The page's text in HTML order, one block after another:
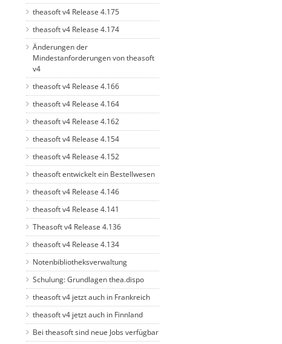
theasoft v4 Release 4.175
theasoft v4 Release 4.174
Änderungen der
Mindestanforderungen von theasoft
v4
theasoft v4 Release 4.166
theasoft v4 Release 4.164
theasoft v4 Release 4.162
theasoft v4 Release 4.154
theasoft v4 Release 4.152
theasoft entwickelt ein Bestellwesen
theasoft v4 Release 4.146
theasoft v4 Release 4.141
Theasoft v4 Release 4.136
theasoft v4 Release 4.134
Notenbibliotheksverwaltung
Schulung: Grundlagen thea.dispo
theasoft v4 jetzt auch in Frankreich
theasoft v4 jetzt auch in Finnland
Bei theasoft sind neue Jobs verfügbar